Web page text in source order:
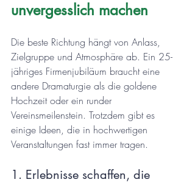
unvergesslich machen
Die beste Richtung hängt von Anlass,
Zielgruppe und Atmosphäre ab. Ein 25-
jähriges Firmenjubiläum braucht eine
andere Dramaturgie als die goldene
Hochzeit oder ein runder
Vereinsmeilenstein. Trotzdem gibt es
einige Ideen, die in hochwertigen
Veranstaltungen fast immer tragen.
1. Erlebnisse schaffen, die